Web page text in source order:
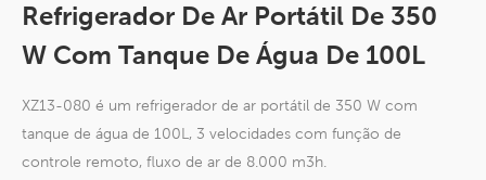
Refrigerador De Ar Portátil De 350
W Com Tanque De Água De 100L
XZ13-080 é um refrigerador de ar portátil de 350 W com
tanque de água de 100L, 3 velocidades com função de
controle remoto, fluxo de ar de 8.000 m3h.